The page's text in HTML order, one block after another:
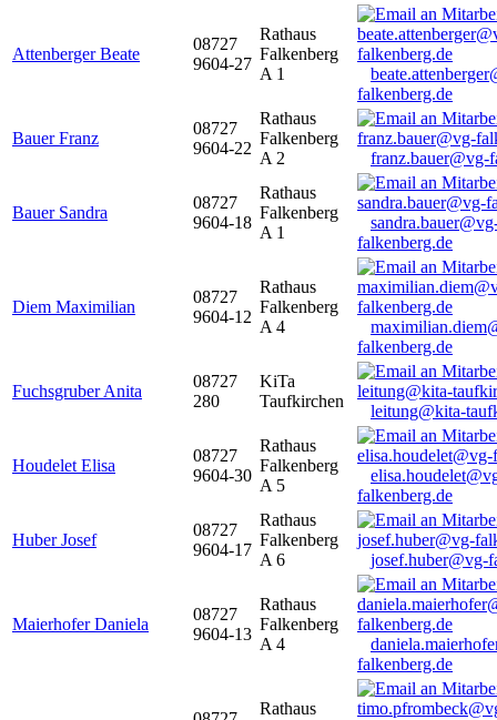
Attenberger Beate
08727
9604-27
Rathaus
Falkenberg
A 1
falkenberg.de
Bauer Franz
08727
9604-22
Rathaus
Falkenberg
A 2
franz.bauer@vg-
Bauer Sandra
08727
9604-18
Rathaus
Falkenberg
A 1
falkenberg.de
Diem Maximilian
08727
9604-12
Rathaus
Falkenberg
A 4
falkenberg.de
Fuchsgruber Anita
08727
280
KiTa
Taufkirchen
leitung@kita-
Houdelet Elisa
08727
9604-30
Rathaus
Falkenberg
A 5
falkenberg.de
Huber Josef
08727
9604-17
Rathaus
Falkenberg
A 6
josef.huber@vg-
Maierhofer Daniela
08727
9604-13
Rathaus
Falkenberg
A 4
falkenberg.de
Rathaus